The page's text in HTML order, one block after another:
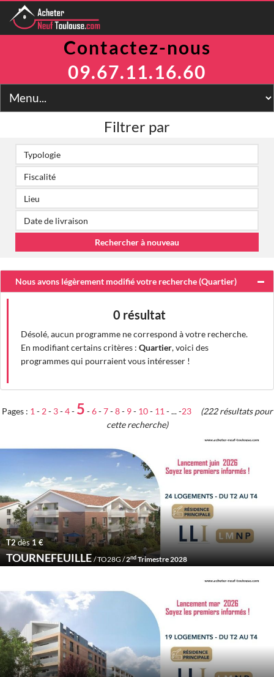
BRS
LMNP
Toulouse
Financement
Simulateur
Prix m2
Contact
Contactez-nous
09.67.11.16.60
Filtrer par
Nous avons légèrement modifié votre recherche (Quartier)
0 résultat
Désolé, aucun programme ne correspond à votre recherche.
En modifiant certains critères : Quartier, voici des
programmes qui pourraient vous intéresser !
Pages : 1 - 2- 3-4- 5 -6-7-8- 9- 10- 11 - ... -23
(222 résultats pour
cette recherche)
T2dès1 €
TOURNEFEUILLE / TO28G /2ndTrimestre 2028